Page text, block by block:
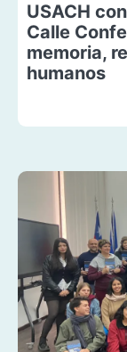
USACH
Calle
memoria,
humanos